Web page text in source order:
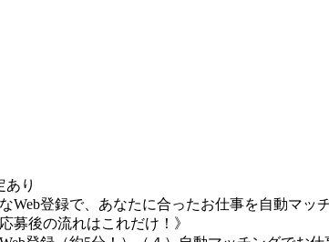
り
登録で、あなたに合ったお仕事を自動マッ
後の流れはこれだけ！》